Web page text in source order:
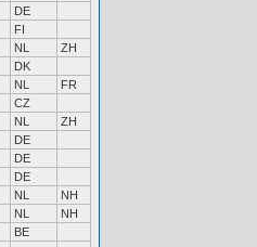
DE
FI
NL
ZH
DK
NL
FR
CZ
NL
ZH
DE
DE
DE
NL
NH
NL
NH
BE